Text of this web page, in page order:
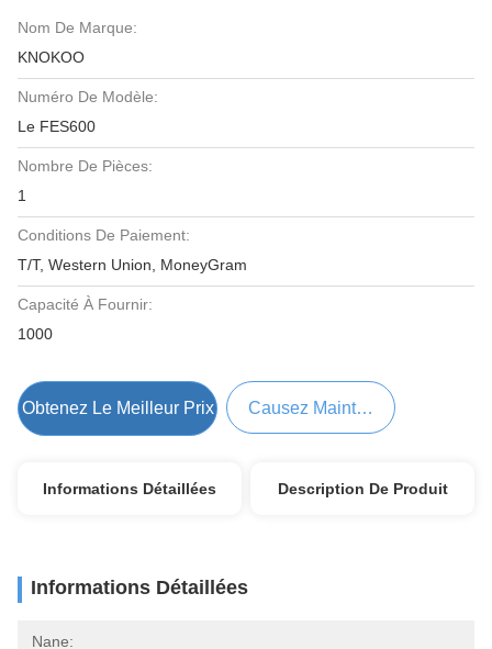
Nom De Marque:
KNOKOO
Numéro De Modèle:
Le FES600
Nombre De Pièces:
1
Conditions De Paiement:
T/T, Western Union, MoneyGram
Capacité À Fournir:
1000
Obtenez Le Meilleur Prix Causez Maintenant
Informations Détaillées Description De Produit
Informations Détaillées
Nane: